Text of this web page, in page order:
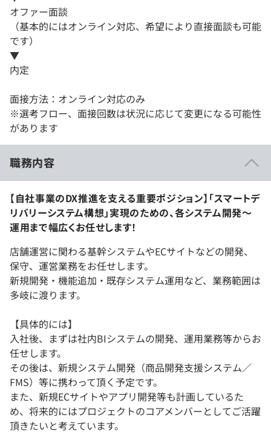
オファー面談
（基本的にはオンライン対応、希望により直接面談も可能
です）
▼
内定
面接方法：オンライン対応のみ
※選考フロー、面接回数は状況に応じて変更になる可能性
があります
職務内容
【自社事業のDX推進を支える重要ポジション】「スマートデ
リバリーシステム構想」実現のための、各システム開発～
運用まで幅広くお任せします！
店舗運営に関わる基幹システムやECサイトなどの開発、
保守、運営業務をお任せします。
新規開発・機能追加・既存システム運用など、業務範囲は
多岐に渡ります。
【具体的には】
入社後、まずは社内BIシステムの開発、運用業務等からお
任せします。
その後は、新規システム開発（商品開発支援システム／
FMS）等に携わって頂く予定です。
また、新規ECサイトやアプリ開発等も計画しているた
め、将来的にはプロジェクトのコアメンバーとしてご活躍
頂きたいと考えています。